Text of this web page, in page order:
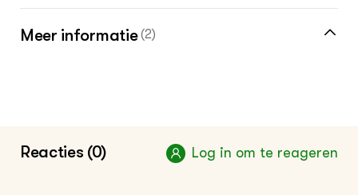
Meer informatie (2)
toekomst in de regio
Reacties (0) Log in om te reageren